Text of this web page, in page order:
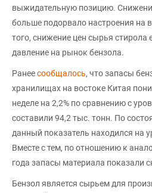
выжидательную позицию.
больше подорвало настроения на
того, снижение цен сырья
давление на рынок бензола.
Ранеесообщалось, что запасы
хранилищах на востоке Китая
неделе на 2,2% по сравнению с
составили 94,2 тыс. тонн. По
данный показатель находился на
Вместе с тем, по отношению к
года запасы материала показали
Бензол является сырьем для